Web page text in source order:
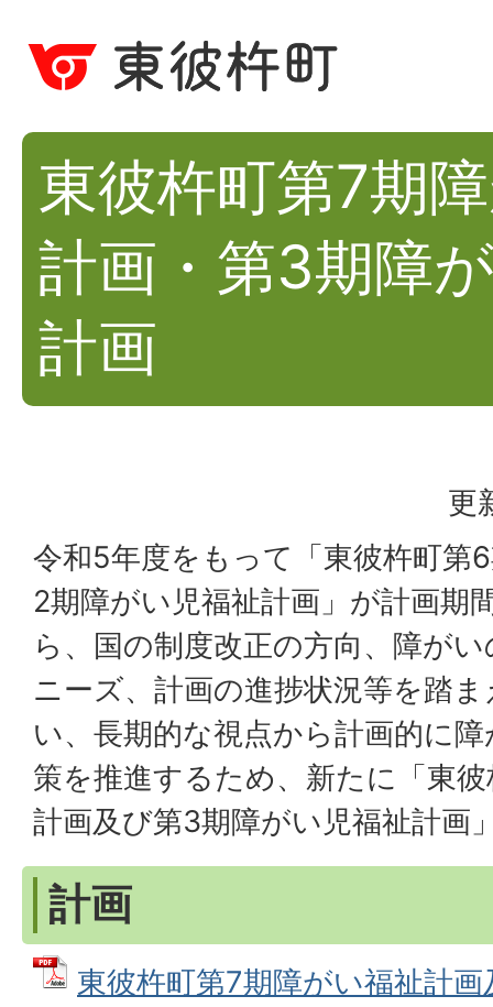
東彼杵町第7期
計画・第3期障
計画
更
令和5年度をもって「東彼杵町第
2期障がい児福祉計画」が計画期
ら、国の制度改正の方向、障が
ニーズ、計画の進捗状況等を踏
い、長期的な視点から計画的に
策を推進するため、新たに「東
計画及び第3期障がい児福祉計画
計画
東彼杵町第7期障がい福祉計